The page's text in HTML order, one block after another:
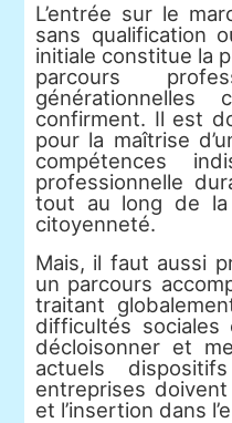
L’entrée sur le
sans qualification
initiale constitue la
parcours
confirment. Il est
pour la maîtrise
compétences
professionnelle
tout au long de
citoyenneté.
Mais, il faut aussi
un parcours
traitant
difficultés sociales
décloisonner et
actuels
entreprises
et l’insertion dans